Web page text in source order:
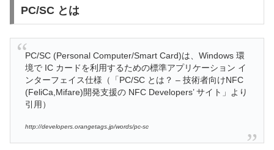
PC/SC とは
PC/SC (Personal Computer/Smart Card)は、Windows 環
境で IC カードを利用するための標準アプリケーション イ
ンターフェイス仕様（「PC/SC とは？ – 技術者向けNFC
(FeliCa,Mifare)開発支援の NFC Developers’ サイト」より
引用）
http://developers.orangetags.jp/words/pc-sc